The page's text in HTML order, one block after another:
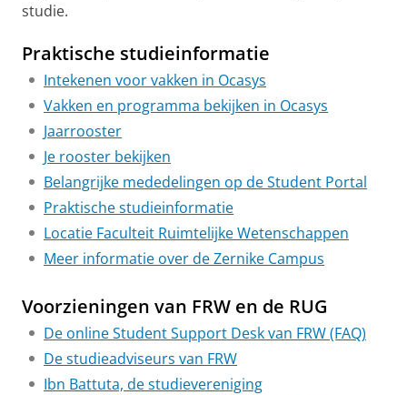
studie.
Praktische studieinformatie
Intekenen voor vakken in Ocasys
Vakken en programma bekijken in Ocasys
Jaarrooster
Je rooster bekijken
Belangrijke mededelingen op de Student Portal
Praktische studieinformatie
Locatie Faculteit Ruimtelijke Wetenschappen
Meer informatie over de Zernike Campus
Voorzieningen van FRW en de RUG
De online Student Support Desk van FRW (FAQ)
De studieadviseurs van FRW
Ibn Battuta, de studievereniging